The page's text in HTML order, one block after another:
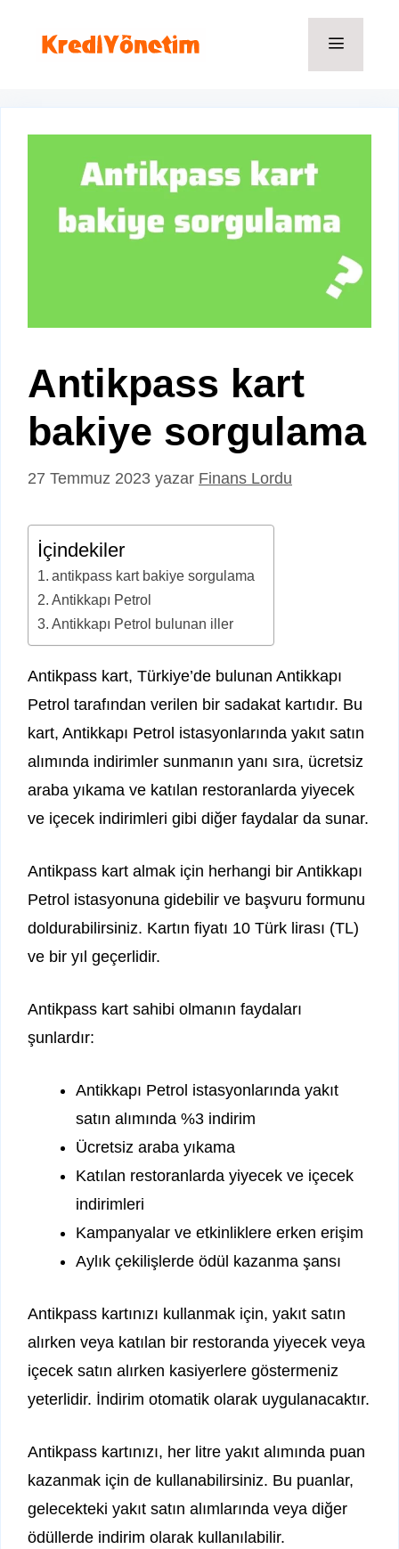
Antikpass kart
bakiye sorgulama
27 Temmuz 2023 yazar Finans Lordu
İçindekiler
antikpass kart bakiye sorgulama
Antikkapı Petrol
Antikkapı Petrol bulunan iller
Antikpass kart, Türkiye’de bulunan Antikkapı
Petrol tarafından verilen bir sadakat kartıdır. Bu
kart, Antikkapı Petrol istasyonlarında yakıt satın
alımında indirimler sunmanın yanı sıra, ücretsiz
araba yıkama ve katılan restoranlarda yiyecek
ve içecek indirimleri gibi diğer faydalar da sunar.
Antikpass kart almak için herhangi bir Antikkapı
Petrol istasyonuna gidebilir ve başvuru formunu
doldurabilirsiniz. Kartın fiyatı 10 Türk lirası (TL)
ve bir yıl geçerlidir.
Antikpass kart sahibi olmanın faydaları
şunlardır:
Antikkapı Petrol istasyonlarında yakıt
satın alımında %3 indirim
Ücretsiz araba yıkama
Katılan restoranlarda yiyecek ve içecek
indirimleri
Kampanyalar ve etkinliklere erken erişim
Aylık çekilişlerde ödül kazanma şansı
Antikpass kartınızı kullanmak için, yakıt satın
alırken veya katılan bir restoranda yiyecek veya
içecek satın alırken kasiyerlere göstermeniz
yeterlidir. İndirim otomatik olarak uygulanacaktır.
Antikpass kartınızı, her litre yakıt alımında puan
kazanmak için de kullanabilirsiniz. Bu puanlar,
gelecekteki yakıt satın alımlarında veya diğer
ödüllerde indirim olarak kullanılabilir.